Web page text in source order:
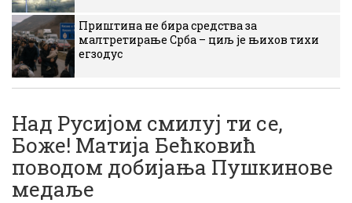
Приштина не бира средства за
малтретирање Срба – циљ је њихов тихи
егзодус
Над Русијом смилуј ти се,
Боже! Матија Бећковић
поводом добијања Пушкинове
медаље